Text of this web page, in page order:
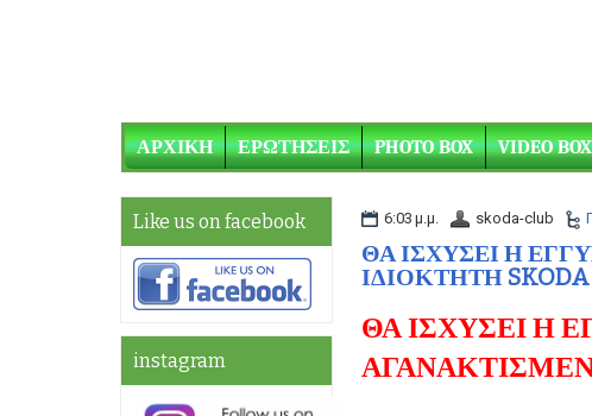
ΑΡΧΙΚΗ ΕΡΩΤΗΣΕΙΣ PHOTO BOX VIDEO BOX
6:03 μ.μ. skoda-club
ΘΑ ΙΣΧΥΣΕΙ Η
ΙΔΙΟΚΤΗΤΗ SKODA
ΘΑ ΙΣΧΥΣΕΙ Η
Like us on facebook
instagram